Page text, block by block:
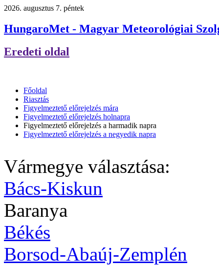
2026. augusztus 7. péntek
HungaroMet - Magyar Meteorológiai
Eredeti oldal
Főoldal
Riasztás
Figyelmeztető előrejelzés mára
Figyelmeztető előrejelzés holnapra
Figyelmeztető előrejelzés a harmadik napra
Figyelmeztető előrejelzés a negyedik napra
Vármegye választása:
Bács-Kiskun
Baranya
Békés
Borsod-Abaúj-Zemplén